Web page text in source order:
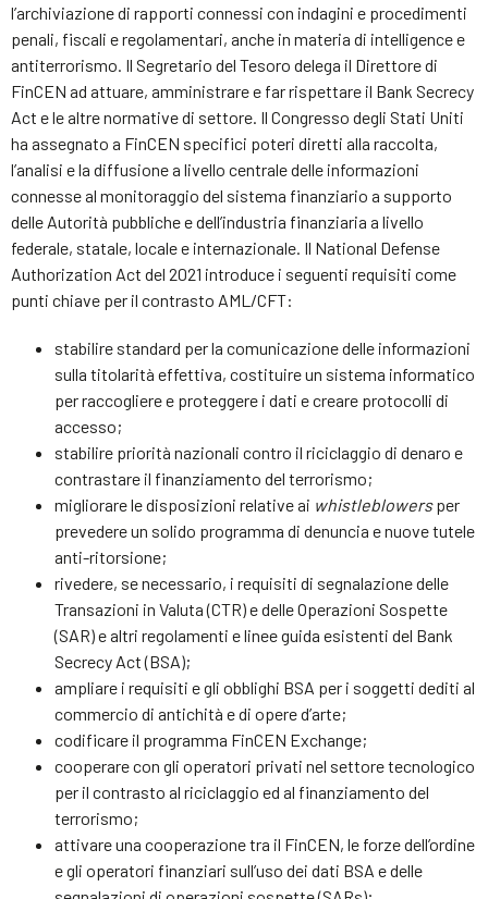
l’archiviazione di rapporti connessi con indagini e procedimenti
penali, fiscali e regolamentari, anche in materia di intelligence e
antiterrorismo. Il Segretario del Tesoro delega il Direttore di
FinCEN ad attuare, amministrare e far rispettare il Bank Secrecy
Act e le altre normative di settore. Il Congresso degli Stati Uniti
ha assegnato a FinCEN specifici poteri diretti alla raccolta,
l’analisi e la diffusione a livello centrale delle informazioni
connesse al monitoraggio del sistema finanziario a supporto
delle Autorità pubbliche e dell’industria finanziaria a livello
federale, statale, locale e internazionale. Il National Defense
Authorization Act del 2021 introduce i seguenti requisiti come
punti chiave per il contrasto AML/CFT:
stabilire standard per la comunicazione delle informazioni
sulla titolarità effettiva, costituire un sistema informatico
per raccogliere e proteggere i dati e creare protocolli di
accesso;
stabilire priorità nazionali contro il riciclaggio di denaro e
contrastare il finanziamento del terrorismo;
migliorare le disposizioni relative ai whistleblowersper
prevedere un solido programma di denuncia e nuove tutele
anti-ritorsione;
rivedere, se necessario, i requisiti di segnalazione delle
Transazioni in Valuta (CTR) e delle Operazioni Sospette
(SAR) e altri regolamenti e linee guida esistenti del Bank
Secrecy Act (BSA);
ampliare i requisiti e gli obblighi BSA per i soggetti dediti al
commercio di antichità e di opere d’arte;
codificare il programma FinCEN Exchange;
cooperare con gli operatori privati nel settore tecnologico
per il contrasto al riciclaggio ed al finanziamento del
terrorismo;
attivare una cooperazione tra il FinCEN, le forze dell’ordine
e gli operatori finanziari sull’uso dei dati BSA e delle